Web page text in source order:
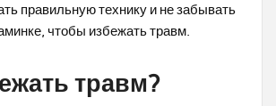
правильную технику и не забывать
чтобы избежать травм.
травм?